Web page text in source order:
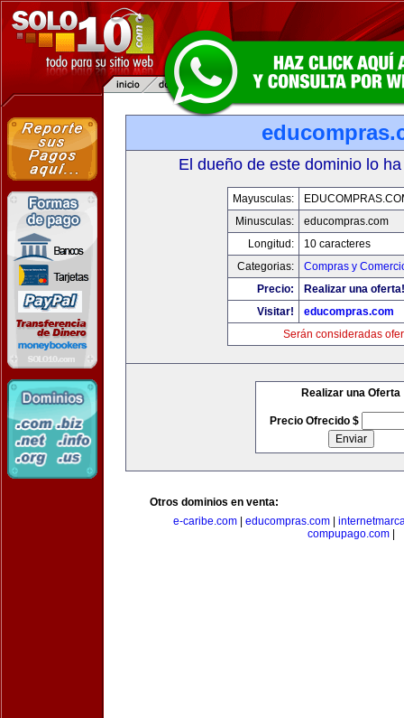
El dueño de este dominio lo
Mayusculas:
Minusculas:
educompras.com
Longitud:
10 caracteres
Categorias:
Compras y
Precio:
Realizar una oferta!
Visitar!
educompras.com
Serán consideradas
Realizar una Oferta
Precio Ofrecido $
Otros dominios en venta:
e-caribe.com| educompras.com|
compupago.com|